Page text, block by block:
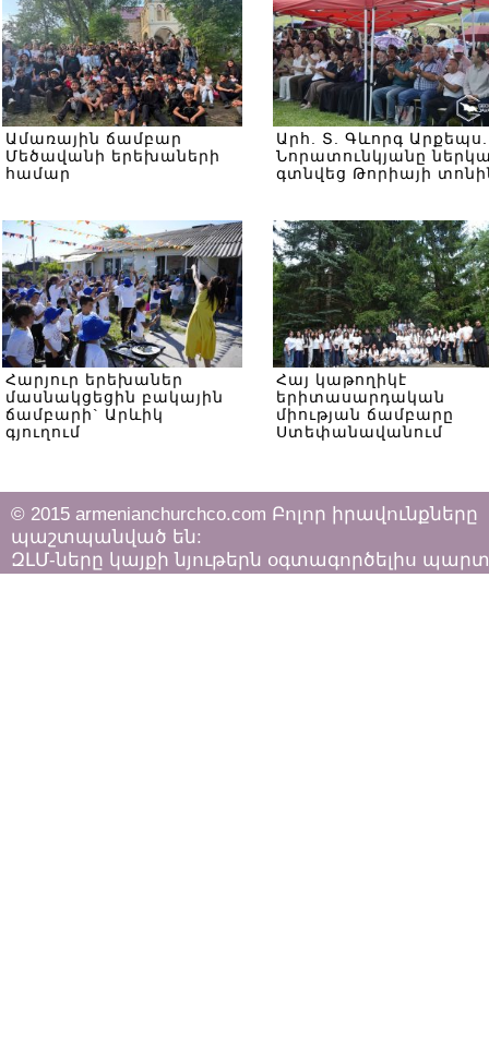
Ամառային ճամբար
Մեծավանի երեխաների
համար
Արհ. Տ. Գևորգ Արքեպս.
Նորատունկյանը
գտնվեց Թորիայի
Հարյուր երեխաներ
մասնակցեցին բակային
ճամբարի` Արևիկ
գյուղում
Հայ կաթողիկէ
երիտասարդական
միության ճամբարը
Ստեփանավանում
© 2015 armenianchurchco.com Բոլոր իրավունքները
պաշտպանված են:
ԶԼՄ-ները կայքի նյութերն օգտագործելիս